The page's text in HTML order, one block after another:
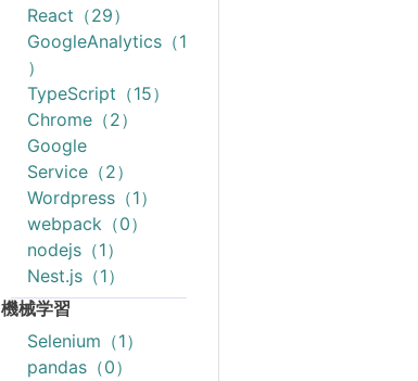
React（29）
GoogleAnalytics（1
）
TypeScript（15）
Chrome（2）
Google
Service（2）
Wordpress（1）
webpack（0）
nodejs（1）
Nest.js（1）
機械学習
Selenium（1）
pandas（0）